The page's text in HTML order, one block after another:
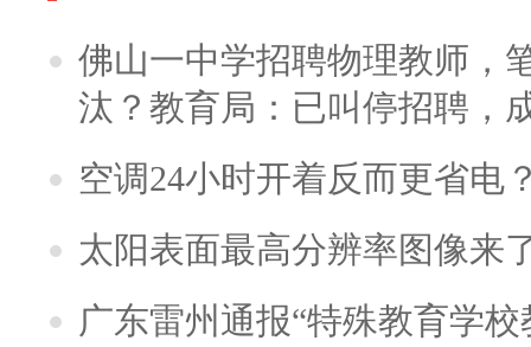
佛山一中学招聘物理教师，
汰？教育局：已叫停招聘，
空调24小时开着反而更省电
太阳表面最高分辨率图像来
广东雷州通报“特殊教育学